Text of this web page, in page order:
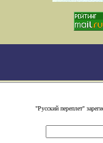
"Русский переплет"